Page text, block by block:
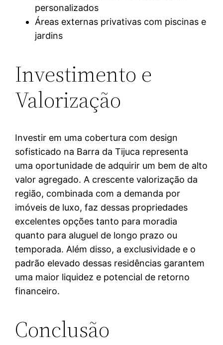
personalizados
Áreas externas privativas com piscinas e
jardins
Investimento e
Valorização
Investir em uma cobertura com design
sofisticado na Barra da Tijuca representa
uma oportunidade de adquirir um bem de alto
valor agregado. A crescente valorização da
região, combinada com a demanda por
imóveis de luxo, faz dessas propriedades
excelentes opções tanto para moradia
quanto para aluguel de longo prazo ou
temporada. Além disso, a exclusividade e o
padrão elevado dessas residências garantem
uma maior liquidez e potencial de retorno
financeiro.
Conclusão